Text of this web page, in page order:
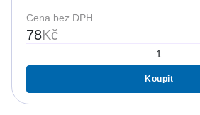
Cena bez DPH
78Kč
Koupit